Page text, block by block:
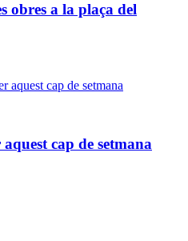
obres a la plaça del
cap de setmana